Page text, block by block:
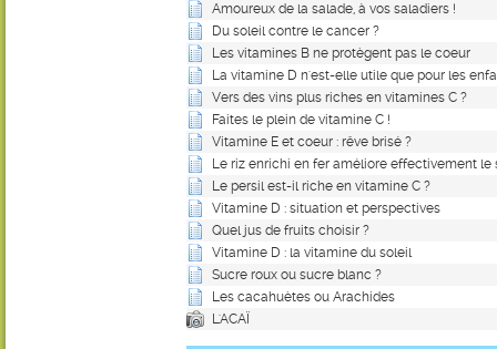
Amoureux de la salade, à vos saladiers !
Du soleil contre le cancer ?
Les vitamines B ne protègent pas le coeur
La vitamine D n'est-elle utile que pour les
Vers des vins plus riches en vitamines C ?
Faites le plein de vitamine C !
Vitamine E et coeur : rêve brisé ?
Le riz enrichi en fer améliore effectivement
Le persil est-il riche en vitamine C ?
Vitamine D : situation et perspectives
Quel jus de fruits choisir ?
Vitamine D : la vitamine du soleil
Sucre roux ou sucre blanc ?
Les cacahuètes ou Arachides
L'ACAÏ